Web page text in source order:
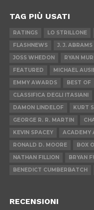
TAG PIÙ USATI
RATINGS LO STRILLONE
FLASHNEWS
J. J. ABRAMS
JOSS WHEDON
RYAN
FEATURED
MICHAEL
EMMY AWARDS
BEST OF
CLASSIFICA DEGLI ITASIANI
DAMON LINDELOF
KURT
GEORGE R. R. MARTIN
KEVIN SPACEY
ACADEMY
RONALD D. MOORE
BOX
NATHAN FILLION
BRYAN
BENEDICT CUMBERBATCH
RECENSIONI